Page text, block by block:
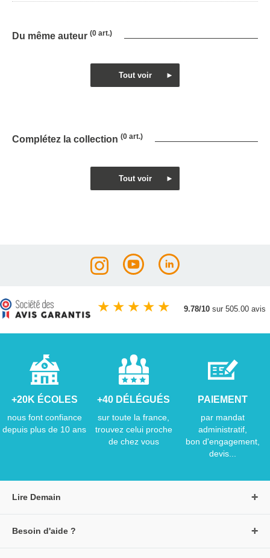
Du même auteur (0 art.)
Complétez la collection (0 art.)
★ ★ ★ ★ ★ 9.78/10 sur 505.00 avis
+20K ÉCOLES
nous font confiance
depuis plus de 10 ans
+40 DÉLÉGUÉS
sur toute la france,
trouvez celui proche
de chez vous
PAIEMENT
par mandat
administratif,
bon d'engagement,
devis...
Lire Demain
Besoin d'aide ?